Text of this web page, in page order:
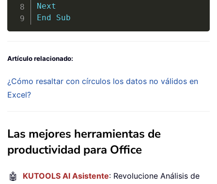
Next
End
Sub
Artículo relacionado:
¿Cómo resaltar con círculos los datos no válidos en
Excel?
Las mejores herramientas de
productividad para Office
🤖 KUTOOLS AI Asistente: Revolucione Análisis de